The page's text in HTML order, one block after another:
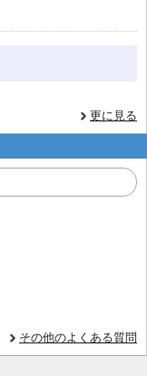
更に見る
その他のよくある質問